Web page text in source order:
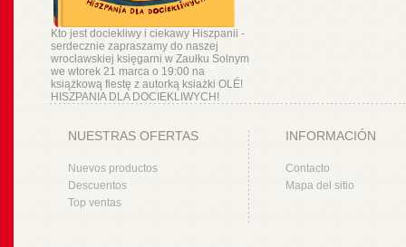
Kto jest dociekliwy i ciekawy Hiszpanii -
serdecznie zapraszamy do naszej
wrocławskiej księgarni w Zaułku Solnym
we wtorek 21 marca o 19:00 na
książkową fiestę z autorką ksiażki OLÉ!
HISZPANIA DLA DOCIEKLIWYCH!
NUESTRAS OFERTAS
Nuevos productos
Descuentos
Top ventas
INFORMACIÓN
Contacto
Mapa del sitio